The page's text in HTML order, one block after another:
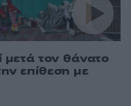
μετά τον θάνατο
επίθεση με